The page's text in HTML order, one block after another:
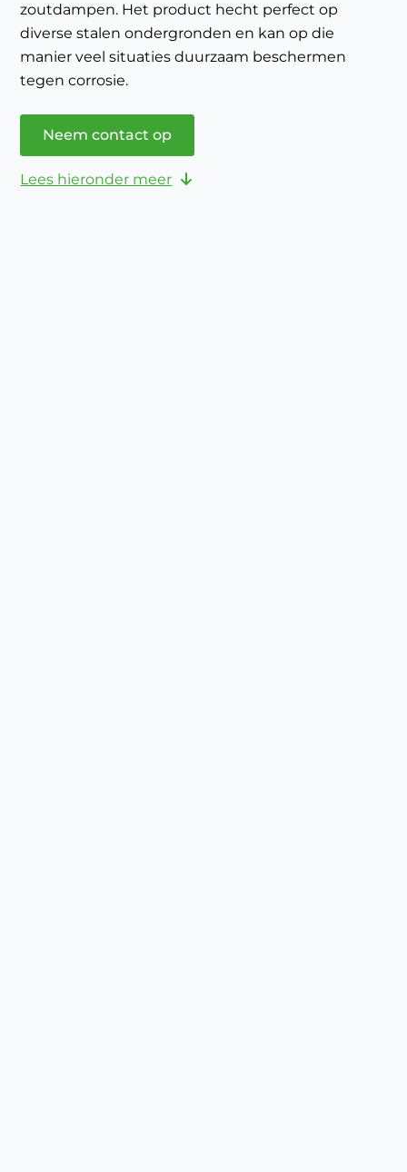
zoutdampen. Het product hecht perfect op
diverse stalen ondergronden en kan op die
manier veel situaties duurzaam beschermen
tegen corrosie.
Neem contact op
Lees hieronder meer